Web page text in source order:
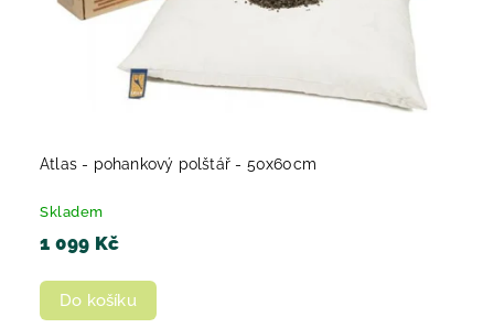
Atlas - pohankový polštář - 50x60cm
Skladem
1 099 Kč
Do košíku